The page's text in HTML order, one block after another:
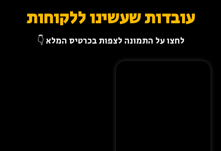
עובדות שעשינו ללקוחות
לחצו על התמונה לצפות בכרטיס המלא 👇